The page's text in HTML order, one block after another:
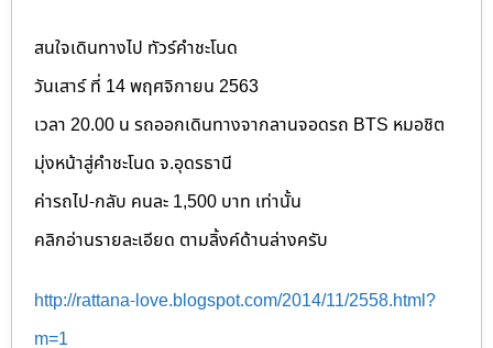
สนใจเดินทางไป ทัวร์คำชะโนด
วันเสาร์ ที่ 14 พฤศจิกายน 2563
เวลา 20.00 น รถออกเดินทางจากลานจอดรถ BTS หมอชิต
มุ่งหน้าสู่คำชะโนด จ.อุดรธานี
ค่ารถไป-กลับ คนละ 1,500 บาท เท่านั้น
คลิกอ่านรายละเอียด ตามลิ้งค์ด้านล่างครับ
http://rattana-love.blogspot.com/2014/11/2558.html?
m=1